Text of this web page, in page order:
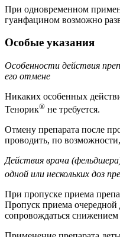
При одновременном
гуанфацином возможно
Особые указания
Особенности действия
его отмене
Никаких особенных
Тенорик® не требуется.
Отмену препарата после
проводить, по
Действия врача
одной или нескольких доз
При пропуске приема
Пропуск приема очередной
сопровождаться